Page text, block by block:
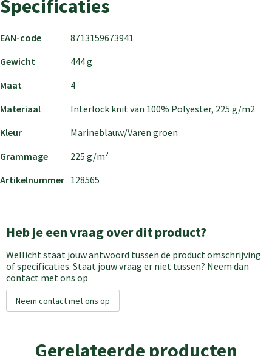
Specificaties
EAN-code
8713159673941
Gewicht
444 g
Maat
4
Materiaal
Interlock knit van 100% Polyester, 225 g/m2
Kleur
Marineblauw/Varen groen
Grammage
225 g/m²
Artikelnummer 128565
Heb je een vraag over dit product?
Wellicht staat jouw antwoord tussen de product omschrijving
of specificaties. Staat jouw vraag er niet tussen? Neem dan
contact met ons op
Neem contact met ons op
Gerelateerde producten